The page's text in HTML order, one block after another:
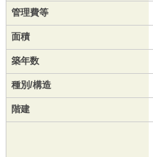
管理費等
面積
築年数
種別/構造
階建